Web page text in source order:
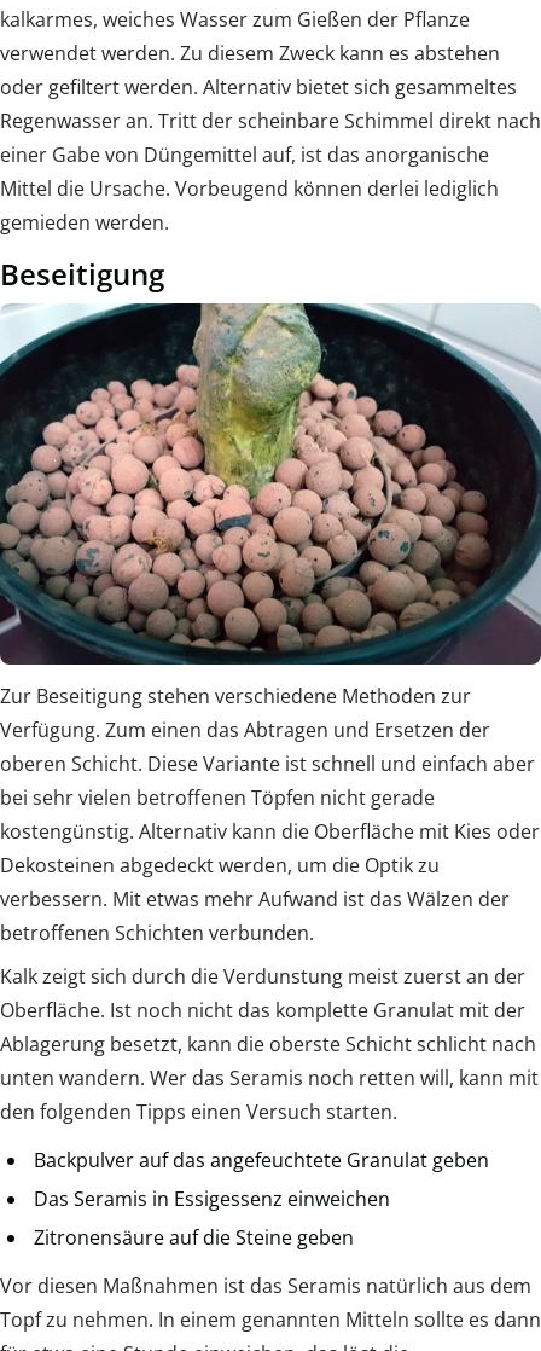
kalkarmes, weiches Wasser zum Gießen der Pflanze
verwendet werden. Zu diesem Zweck kann es abstehen
oder gefiltert werden. Alternativ bietet sich gesammeltes
Regenwasser an. Tritt der scheinbare Schimmel direkt nach
einer Gabe von Düngemittel auf, ist das anorganische
Mittel die Ursache. Vorbeugend können derlei lediglich
gemieden werden.
Beseitigung
Zur Beseitigung stehen verschiedene Methoden zur
Verfügung. Zum einen das Abtragen und Ersetzen der
oberen Schicht. Diese Variante ist schnell und einfach aber
bei sehr vielen betroffenen Töpfen nicht gerade
kostengünstig. Alternativ kann die Oberfläche mit Kies oder
Dekosteinen abgedeckt werden, um die Optik zu
verbessern. Mit etwas mehr Aufwand ist das Wälzen der
betroffenen Schichten verbunden.
Kalk zeigt sich durch die Verdunstung meist zuerst an der
Oberfläche. Ist noch nicht das komplette Granulat mit der
Ablagerung besetzt, kann die oberste Schicht schlicht nach
unten wandern. Wer das Seramis noch retten will, kann mit
den folgenden Tipps einen Versuch starten.
Backpulver auf das angefeuchtete Granulat geben
Das Seramis in Essigessenz einweichen
Zitronensäure auf die Steine geben
Vor diesen Maßnahmen ist das Seramis natürlich aus dem
Topf zu nehmen. In einem genannten Mitteln sollte es dann